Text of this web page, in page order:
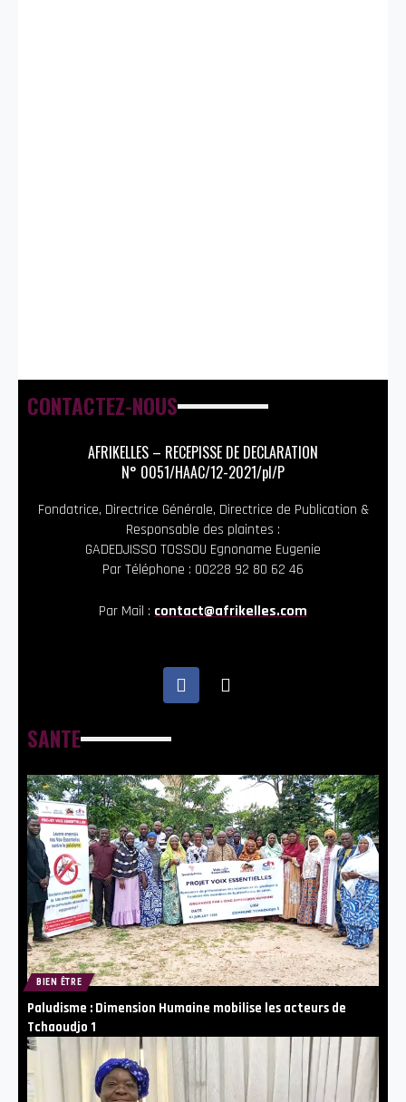
CONTACTEZ-NOUS
AFRIKELLES – RECEPISSE DE DECLARATION
N° 0051/HAAC/12-2021/pl/P
Fondatrice, Directrice Générale, Directrice de Publication &
Responsable des plaintes :
GADEDJISSO TOSSOU Egnoname Eugenie
Par Téléphone : 00228 92 80 62 46
Par Mail : contact@afrikelles.com
SANTE
BIEN ÊTRE
Paludisme : Dimension Humaine mobilise les acteurs de
Tchaoudjo 1